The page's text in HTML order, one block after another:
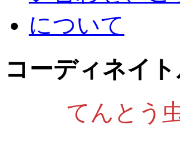
コーディネイ
てんとう